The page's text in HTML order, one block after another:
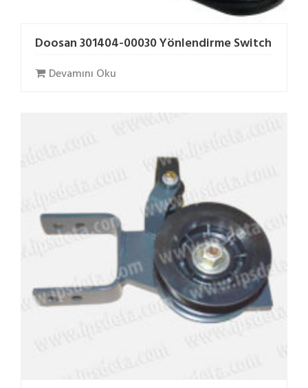
Doosan 301404-00030 Yönlendirme Switch
Devamını Oku